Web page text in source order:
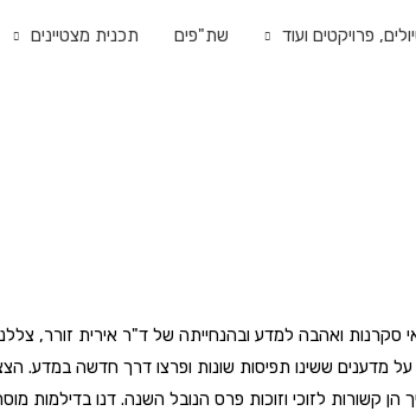
פרויקטים ועוד שת"פים תכנית מצטיינים
סקרנות ואהבה למדע ובהנחייתה של ד"ר אירית זורר,
מדענים ששינו תפיסות שונות ופרצו דרך חדשה במדע.
קשורות לזוכי וזוכות פרס הנובל השנה. דנו בדילמות